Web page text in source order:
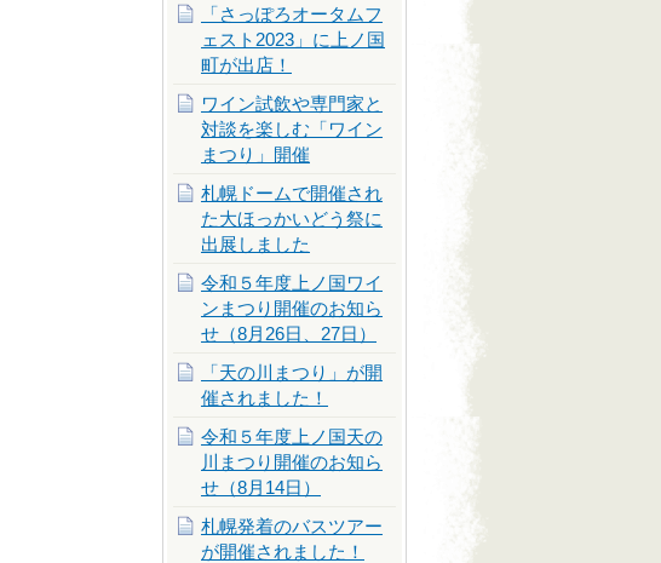
「さっぽろオータムフ
ェスト2023」に上ノ国
町が出店！
ワイン試飲や専門家と
対談を楽しむ「ワイン
まつり」開催
札幌ドームで開催され
た大ほっかいどう祭に
出展しました
令和５年度上ノ国ワイ
ンまつり開催のお知ら
せ（8月26日、27日）
「天の川まつり」が開
催されました！
令和５年度上ノ国天の
川まつり開催のお知ら
せ（8月14日）
札幌発着のバスツアー
が開催されました！